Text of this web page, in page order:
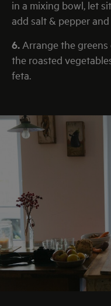
in a mixing bowl, let
add salt & pepper
6. Arrange the
the roasted
feta.